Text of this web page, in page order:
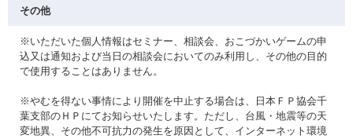
その他
※いただいた個人情報はセミナー、相談会、おこづかいゲームの申
込又は通知および当日の相談会においてのみ利用し、その他の目的
で使用することはありません。
※やむを得ない事情により開催を中止する場合は、日本ＦＰ協会千
葉支部のＨＰにてお知らせいたします。ただし、台風・地震等の天
変地異、その他不可抗力の発生を原因として、インターネット環境